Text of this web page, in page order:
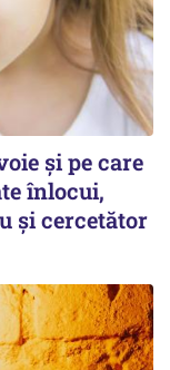
și pe care
înlocui,
și cercetător